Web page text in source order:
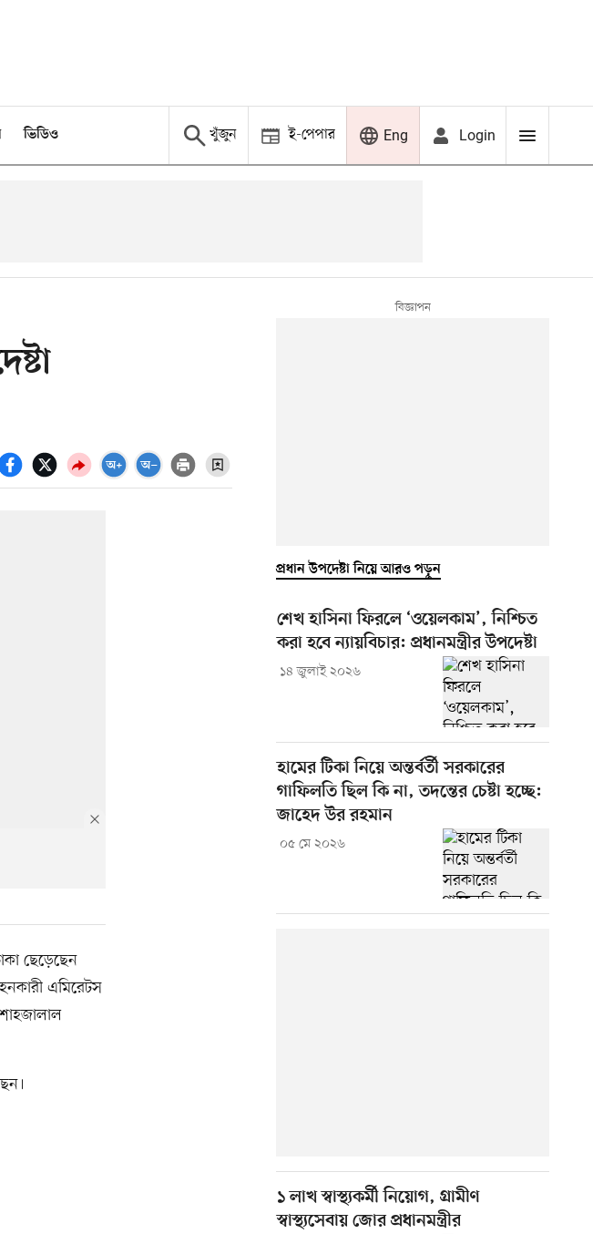
ভিডিও খুঁজুন ই-পেপার Eng Login
ছেড়েছেন
এমিরেটস
প্রধান উপদেষ্টা নিয়ে আরও পড়ুন
শেখ হাসিনা ফিরলে ‘ওয়েলকাম’, নিশ্চিত
করা হবে ন্যায়বিচার: প্রধানমন্ত্রীর উপদেষ্টা
১৪ জুলাই ২০২৬
হামের টিকা নিয়ে অন্তর্বর্তী সরকারের
গাফিলতি ছিল কি না, তদন্তের চেষ্টা হচ্ছে:
জাহেদ উর রহমান
০৫ মে ২০২৬
১ লাখ স্বাস্থ্যকর্মী নিয়োগ, গ্রামীণ
স্বাস্থ্যসেবায় জোর প্রধানমন্ত্রীর